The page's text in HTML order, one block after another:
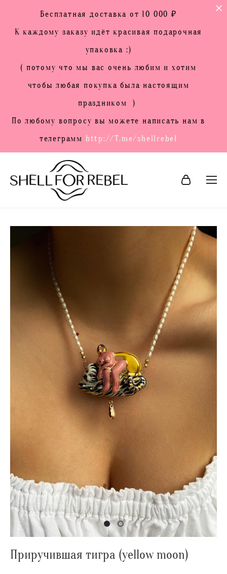
Бесплатная доставка от 10 000 ₽
К каждому заказу идёт красивая подарочная
упаковка :)
( потому что мы вас очень любим и хотим
чтобы любая покупка была настоящим
праздником )
По любому вопросу вы можете написать нам в
телеграмм
http://T.me/shellrebel
Приручившая тигра (yellow moon)